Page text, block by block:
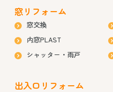
窓リフォーム
窓交換
内窓PLAST
シャッター・雨戸
出入口リフォーム